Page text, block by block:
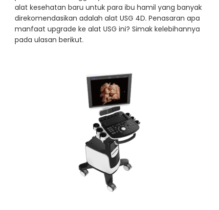
alat kesehatan baru untuk para ibu hamil yang banyak
direkomendasikan adalah alat USG 4D. Penasaran apa
manfaat upgrade ke alat USG ini? Simak kelebihannya
pada ulasan berikut.